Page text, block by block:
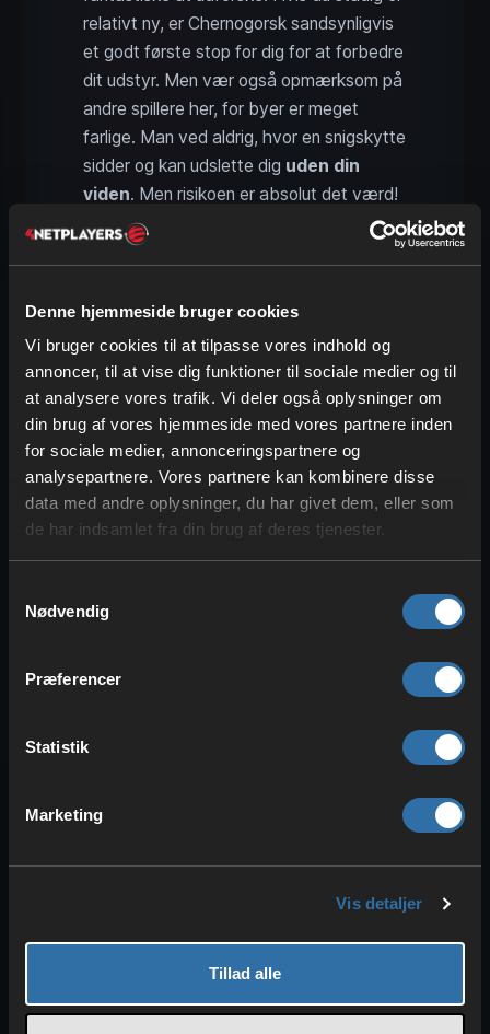
Denne hjemmeside bruger cookies
Vi bruger cookies til at tilpasse vores indhold og
annoncer, til at vise dig funktioner til sociale medier og til
at analysere vores trafik. Vi deler også oplysninger om
din brug af vores hjemmeside med vores partnere inden
for sociale medier, annonceringspartnere og
analysepartnere. Vores partnere kan kombinere disse
data med andre oplysninger, du har givet dem, eller som
de har indsamlet fra din brug af deres tjenester.
Nødvendig
Præferencer
Statistik
Marketing
Vis detaljer
Tillad alle
relativt ny, er Chernogorsk sandsynligvis
et godt første stop for dig for at forbedre
dit udstyr. Men vær også opmærksom på
andre spillere her, for byer er meget
farlige. Man ved aldrig, hvor en snigskytte
sidder og kan udslette dig uden din
viden. Men risikoen er absolut det værd!
DayZ-eventyr på en isoleret ø
fængselsøen Storozh i syd for landet.
nødvendigvis let, da du skal svømme,
Storozh er det eneste fængsel, er det
i DayZ.
Flyvepladser: Spændende
DayZ-action og førsteklasses
loot